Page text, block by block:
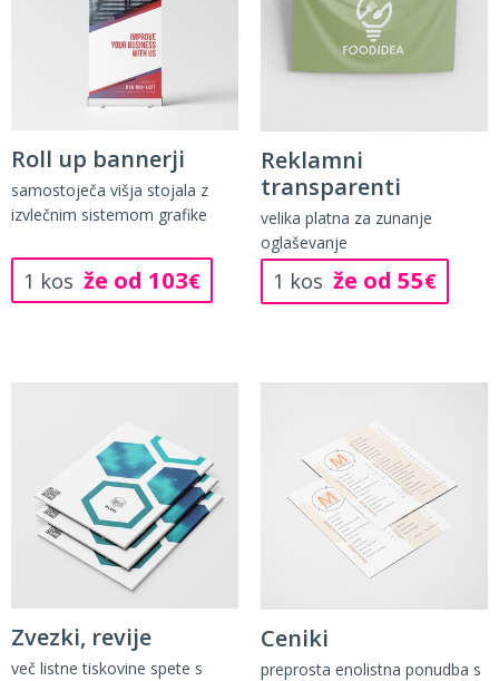
Roll up bannerji
samostoječa višja stojala z
izvlečnim sistemom grafike
1 kos že od 103€
Reklamni
transparenti
velika platna za zunanje
oglaševanje
1 kos že od 55€
Zvezki, revije
več listne tiskovine spete s
Ceniki
preprosta enolistna ponudba s